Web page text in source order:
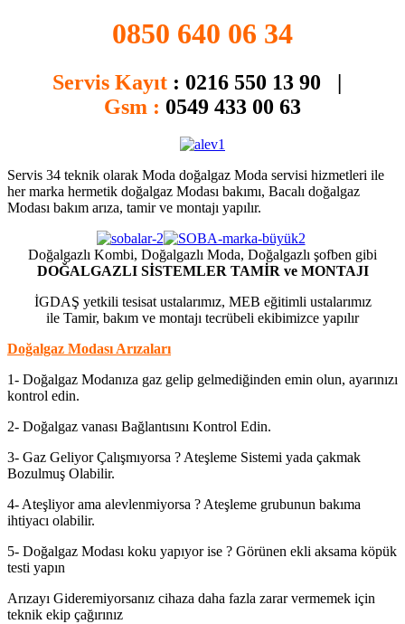
0850 640 06 34
Servis Kayıt : 0216 550 13 90 |
Gsm : 0549 433 00 63
Servis 34 teknik olarak Moda doğalgaz Moda servisi hizmetleri ile
her marka hermetik doğalgaz Modası bakımı, Bacalı doğalgaz
Modası bakım arıza, tamir ve montajı yapılır.
Doğalgazlı Kombi, Doğalgazlı Moda, Doğalgazlı şofben gibi
DOĞALGAZLI SİSTEMLER TAMİR ve MONTAJI
İGDAŞ yetkili tesisat ustalarımız, MEB eğitimli ustalarımız
ile Tamir, bakım ve montajı tecrübeli ekibimizce yapılır
Doğalgaz Modası Arızaları
1- Doğalgaz Modanıza gaz gelip gelmediğinden emin olun, ayarınızı
kontrol edin.
2- Doğalgaz vanası Bağlantısını Kontrol Edin.
3- Gaz Geliyor Çalışmıyorsa ? Ateşleme Sistemi yada çakmak
Bozulmuş Olabilir.
4- Ateşliyor ama alevlenmiyorsa ? Ateşleme grubunun bakıma
ihtiyacı olabilir.
5- Doğalgaz Modası koku yapıyor ise ? Görünen ekli aksama köpük
testi yapın
Arızayı Gideremiyorsanız cihaza daha fazla zarar vermemek için
teknik ekip çağırınız